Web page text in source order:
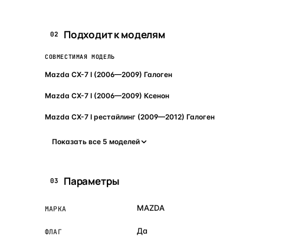
02 Подходит к моделям
СОВМЕСТИМАЯ МОДЕЛЬ
Mazda CX-7 I (2006—2009) Галоген
Mazda CX-7 I (2006—2009) Ксенон
Mazda CX-7 I рестайлинг (2009—2012) Галоген
Показать все 5 моделей
03 Параметры
МАРКА MAZDA
ФЛАГ Да